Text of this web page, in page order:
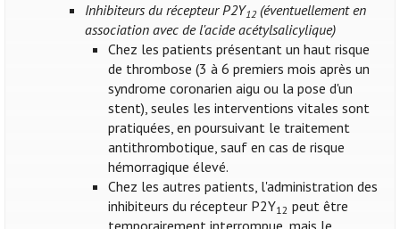
Inhibiteurs du récepteur P2Y12(éventuellement en
association avec de l'acide acétylsalicylique)
Chez les patients présentant un haut risque
de thrombose (3 à 6 premiers mois après un
syndrome coronarien aigu ou la pose d'un
stent), seules les interventions vitales sont
pratiquées, en poursuivant le traitement
antithrombotique, sauf en cas de risque
hémorragique élevé.
Chez les autres patients, l'administration des
inhibiteurs du récepteur P2Y12 peut être